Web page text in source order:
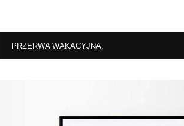
PRZERWA WAKACYJNA.